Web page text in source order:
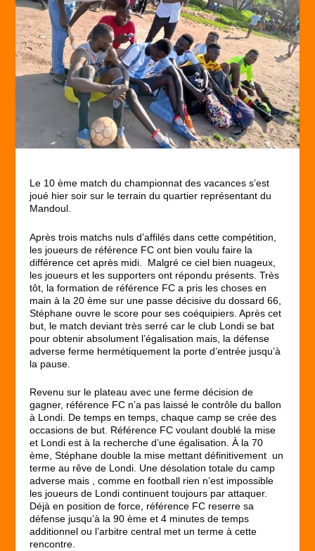
Le 10 ème match du championnat des vacances s’est
joué hier soir sur le terrain du quartier représentant du
Mandoul.
Après trois matchs nuls d’affilés dans cette compétition,
les joueurs de référence FC ont bien voulu faire la
différence cet après midi. Malgré ce ciel bien nuageux,
les joueurs et les supporters ont répondu présents. Très
tôt, la formation de référence FC a pris les choses en
main à la 20 ème sur une passe décisive du dossard 66,
Stéphane ouvre le score pour ses coéquipiers. Après cet
but, le match deviant très serré car le club Londi se bat
pour obtenir absolument l’égalisation mais, la défense
adverse ferme hermétiquement la porte d’entrée jusqu’à
la pause.
Revenu sur le plateau avec une ferme décision de
gagner, référence FC n’a pas laissé le contrôle du ballon
à Londi. De temps en temps, chaque camp se crée des
occasions de but. Référence FC voulant doublé la mise
et Londi est à la recherche d’une égalisation. À la 70
ème, Stéphane double la mise mettant définitivement un
terme au rêve de Londi. Une désolation totale du camp
adverse mais , comme en football rien n’est impossible
les joueurs de Londi continuent toujours par attaquer.
Déjà en position de force, référence FC reserre sa
défense jusqu’à la 90 ème et 4 minutes de temps
additionnel ou l’arbitre central met un terme à cette
rencontre.